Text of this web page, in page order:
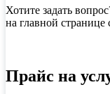
Хотите задать
на главной странице
Прайс на